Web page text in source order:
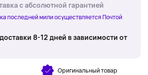
с абсолютной гарантией
последней мили осуществляется Почтой
8-12 дней в зависимости от
Оригинальный товар